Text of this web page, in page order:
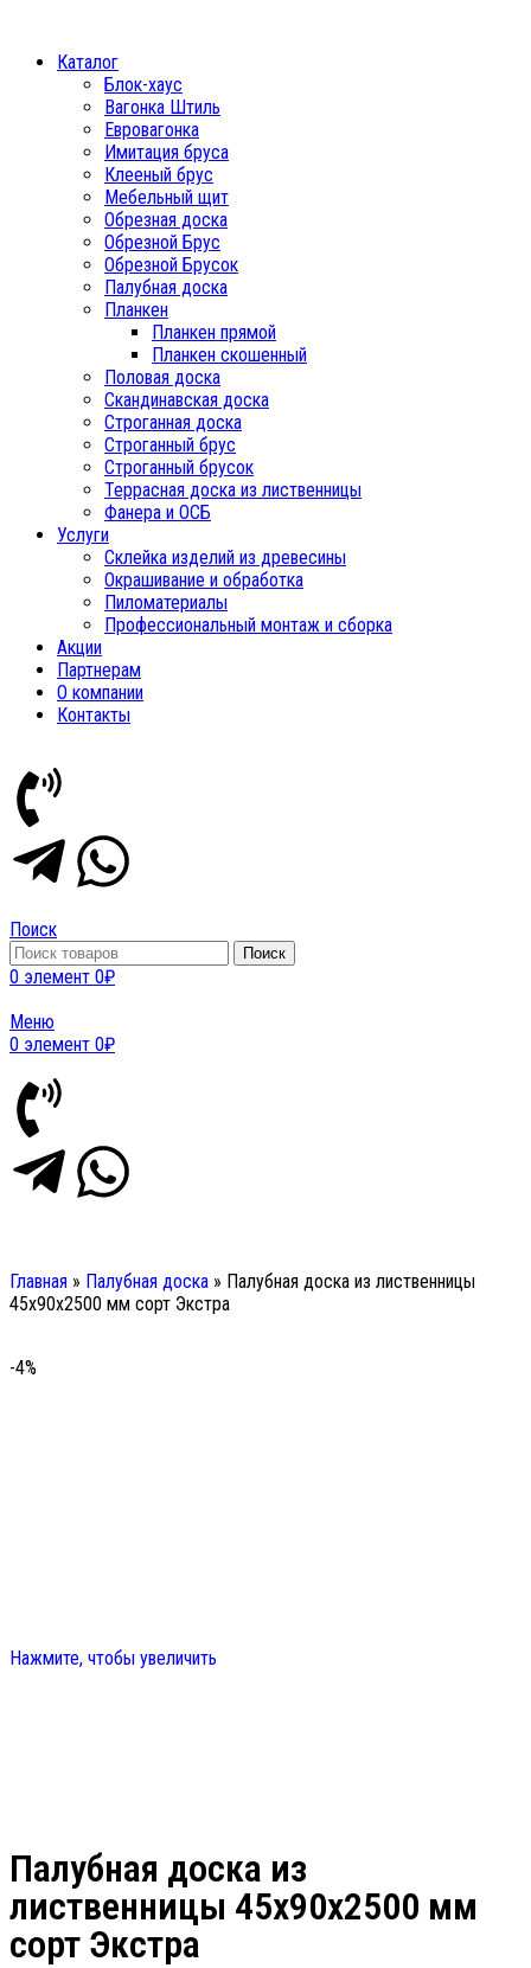
Каталог
Блок-хаус
Вагонка Штиль
Евровагонка
Имитация бруса
Клееный брус
Мебельный щит
Обрезная доска
Обрезной Брус
Обрезной Брусок
Палубная доска
Планкен
Планкен прямой
Планкен скошенный
Половая доска
Скандинавская доска
Строганная доска
Строганный брус
Строганный брусок
Террасная доска из лиственницы
Фанера и ОСБ
Услуги
Склейка изделий из древесины
Окрашивание и обработка
Пиломатериалы
Профессиональный монтаж и сборка
Акции
Партнерам
О компании
Контакты
Поиск
Поиск
0 элемент 0₽
Меню
0 элемент 0₽
Главная » Палубная доска » Палубная доска из лиственницы
45х90х2500 мм сорт Экстра
-4%
Нажмите, чтобы увеличить
Палубная доска из
лиственницы 45х90х2500 мм
сорт Экстра